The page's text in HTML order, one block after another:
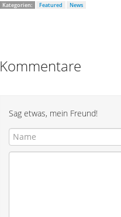
Kategorien:
Featured News
Kommentare
Sag etwas, mein Freund!